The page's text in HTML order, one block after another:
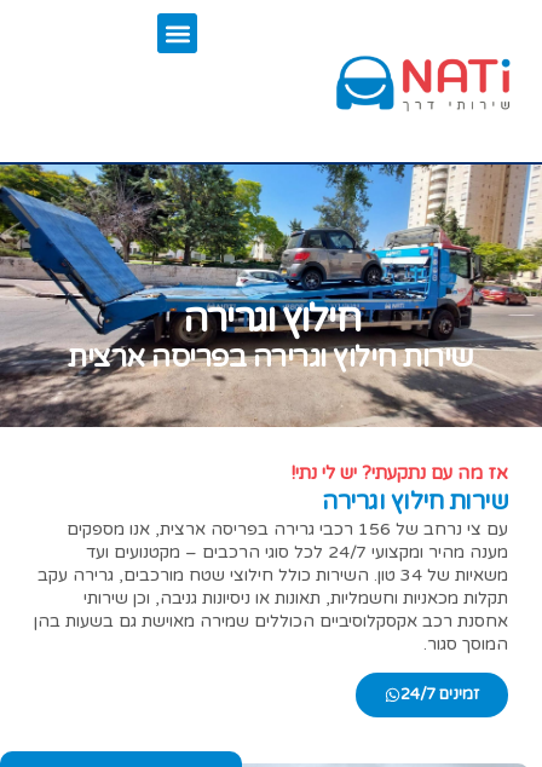
חילוץ וגרירה
שירות חילוץ וגרירה בפריסה ארצית
אז מה עם נתקעתי? יש לי נתי!
שירות חילוץ וגרירה
עם צי נרחב של 156 רכבי גרירה בפריסה ארצית, אנו מספקים
מענה מהיר ומקצועי 24/7 לכל סוגי הרכבים – מקטנועים ועד
משאיות של 34 טון. השירות כולל חילוצי שטח מורכבים, גרירה עקב
תקלות מכאניות וחשמליות, תאונות או ניסיונות גניבה, וכן שירותי
אחסנת רכב אקסקלוסיביים הכוללים שמירה מאוישת גם בשעות בהן
המוסך סגור.
זמינים 24/7